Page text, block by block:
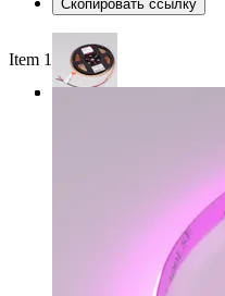
Скопировать ссылку
Item 1 of 3